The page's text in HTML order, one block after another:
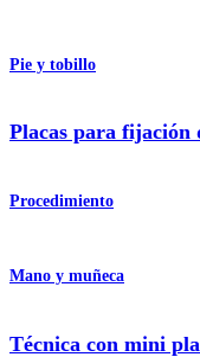
Pie y tobillo
Placas para fijación
Procedimiento
Mano y muñeca
Técnica con mini